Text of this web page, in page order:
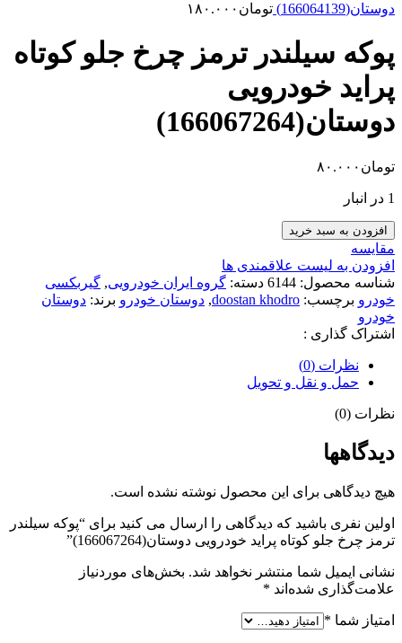
دوستان(166064139)
تومان ۱۸۰.۰۰۰
پوکه سیلندر ترمز چرخ جلو کوتاه
پراید خودرویی
دوستان(166067264)
تومان ۸۰.۰۰۰
1 در انبار
پوکه
سیلندر
ترمز
چرخ
جلو
کوتاه
پراید
افزودن به سبد خرید
مقایسه
افزودن به لیست علاقمندی ها
شناسه محصول: 6144 دسته: گروه ایران خودرویی, گیربکسی
خودرو برچسب: doostan khodro
, دوستان خودرو برند: دوستان
خودرو
اشتراک گذاری :
نظرات (0)
حمل و نقل و تحویل
نظرات (0)
دیدگاهها
هیچ دیدگاهی برای این محصول نوشته نشده است.
اولین نفری باشید که دیدگاهی را ارسال می کنید برای “پوکه سیلندر
ترمز چرخ جلو کوتاه پراید خودرویی دوستان(166067264)”
نشانی ایمیل شما منتشر نخواهد شد. بخش‌های موردنیاز
علامت‌گذاری شده‌اند *
امتیاز شما *